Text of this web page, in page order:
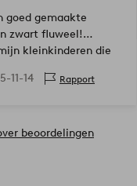
goed gemaakte
zwart fluweel!
kleinkinderen die
🌟🌟🌟🌟🌟
11-14 Rapport
beoordelingen